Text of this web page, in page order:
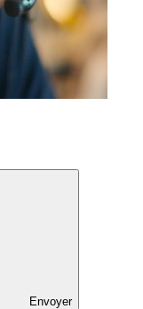
Envoyer